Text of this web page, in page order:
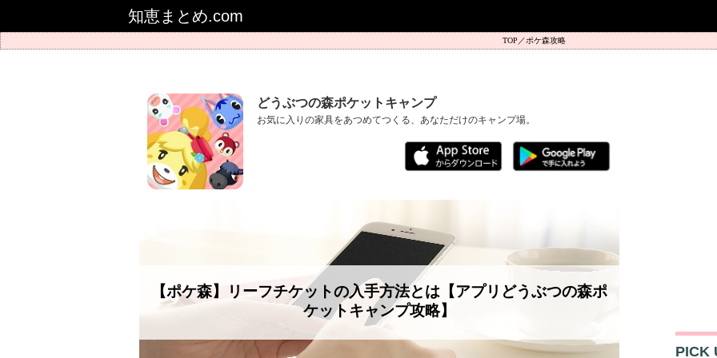
知恵まとめ.com
ポケ森攻略
どうぶつの森ポケットキャンプ
お気に入りの家具をあつめてつくる、あなただけのキャンプ場。
【ポケ森】リーフチケットの入手方法とは【アプリどうぶつの森ポ
ケットキャンプ攻略】
PICK